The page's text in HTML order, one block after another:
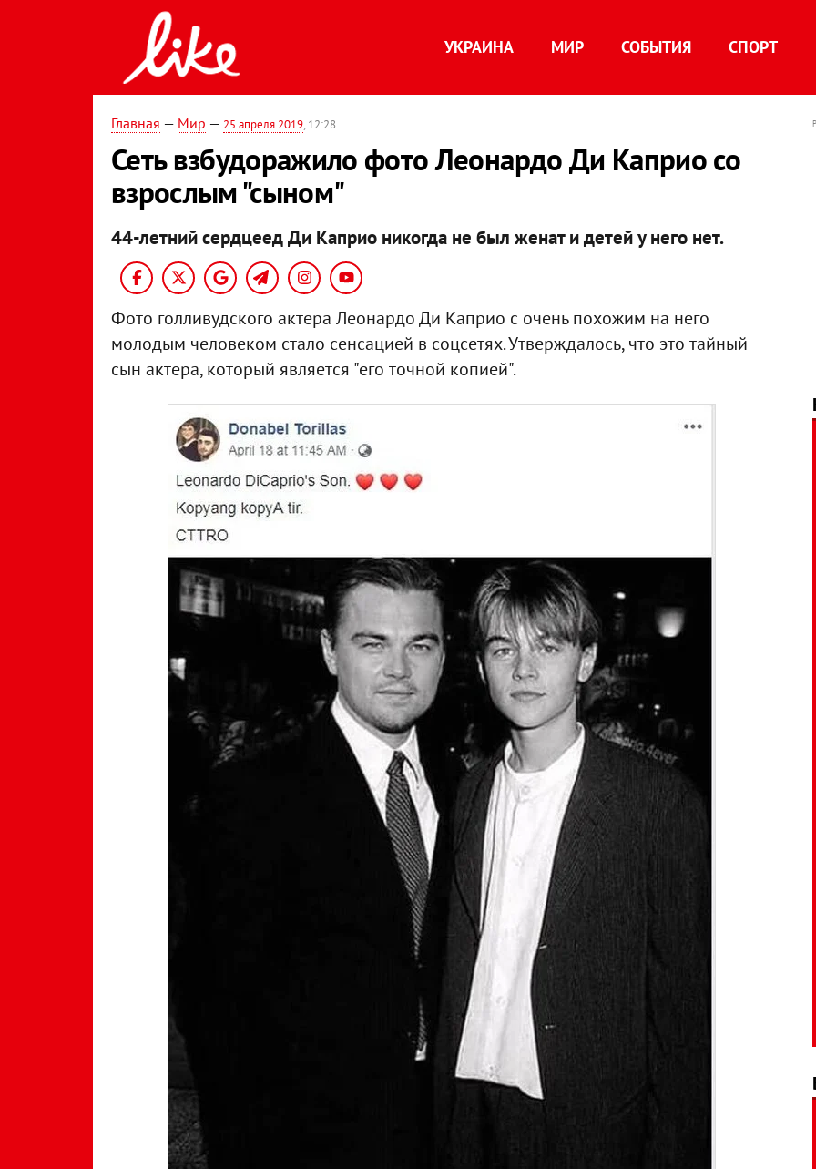
УКРАИНА МИР СОБЫТИЯ СПОРТ
Главная — Мир — 25 апреля 2019, 12:28
Сеть взбудоражило фото Леонардо Ди Каприо со
взрослым "сыном"
44-летний сердцеед Ди Каприо никогда не был женат и детей у него нет.
Фото голливудского актера Леонардо Ди Каприо с очень похожим на него
молодым человеком стало сенсацией в соцсетях. Утверждалось, что это тайный
сын актера, который является "его точной копией".